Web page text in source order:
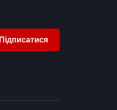
Підписатися